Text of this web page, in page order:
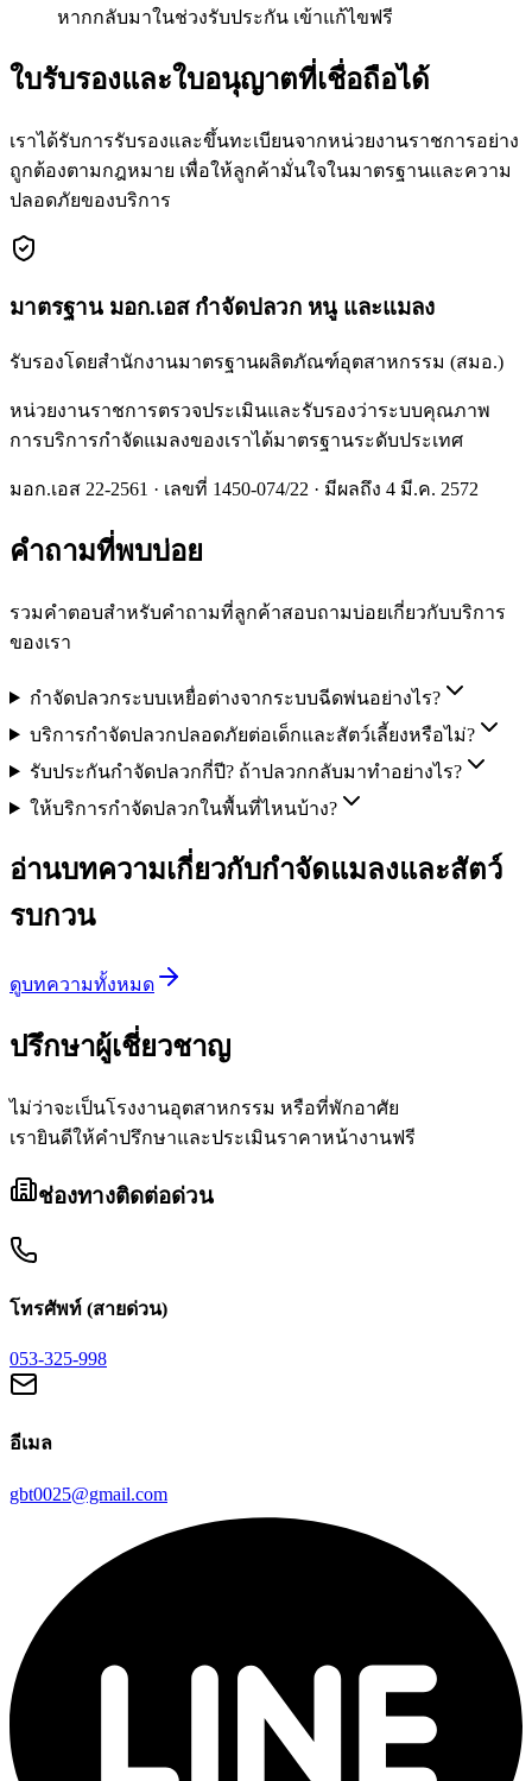
หากกลับมาในช่วงรับประกัน เข้าแก้ไขฟรี
ใบรับรองและใบอนุญาตที่เชื่อถือได้
เราได้รับการรับรองและขึ้นทะเบียนจากหน่วยงานราชการอย่าง
ถูกต้องตามกฎหมาย เพื่อให้ลูกค้ามั่นใจในมาตรฐานและความ
ปลอดภัยของบริการ
มาตรฐาน มอก.เอส กำจัดปลวก หนู และแมลง
รับรองโดยสำนักงานมาตรฐานผลิตภัณฑ์อุตสาหกรรม (สมอ.)
หน่วยงานราชการตรวจประเมินและรับรองว่าระบบคุณภาพ
การบริการกำจัดแมลงของเราได้มาตรฐานระดับประเทศ
มอก.เอส 22-2561 · เลขที่ 1450-074/22 · มีผลถึง 4 มี.ค. 2572
คำถามที่พบบ่อย
รวมคำตอบสำหรับคำถามที่ลูกค้าสอบถามบ่อยเกี่ยวกับบริการ
ของเรา
กำจัดปลวกระบบเหยื่อต่างจากระบบฉีดพ่นอย่างไร?
บริการกำจัดปลวกปลอดภัยต่อเด็กและสัตว์เลี้ยงหรือไม่?
รับประกันกำจัดปลวกกี่ปี? ถ้าปลวกกลับมาทำอย่างไร?
ให้บริการกำจัดปลวกในพื้นที่ไหนบ้าง?
อ่านบทความเกี่ยวกับกำจัดแมลงและสัตว์
รบกวน
ดูบทความทั้งหมด
ปรึกษาผู้เชี่ยวชาญ
ไม่ว่าจะเป็นโรงงานอุตสาหกรรม หรือที่พักอาศัย
เรายินดีให้คำปรึกษาและประเมินราคาหน้างานฟรี
ช่องทางติดต่อด่วน
โทรศัพท์ (สายด่วน)
053-325-998
อีเมล
gbt0025@gmail.com